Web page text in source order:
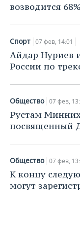
возводится
Спорт 07 фев, 14:01
Айдар Нуриев
России по
Общество 07 фев,
Рустам
посвященный
Общество 07 фев,
К концу
могут